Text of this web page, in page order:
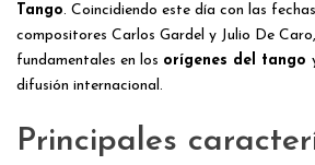
Tango. Coincidiendo este día con las
compositores Carlos Gardel y Julio De
fundamentales en los orígenes del tango
difusión internacional.
Principales